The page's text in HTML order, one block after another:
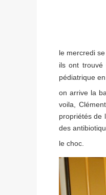
le mercredi
ils ont trouvé
pédiatrique
on arrive la
voila,
propriétés de
des
le choc.